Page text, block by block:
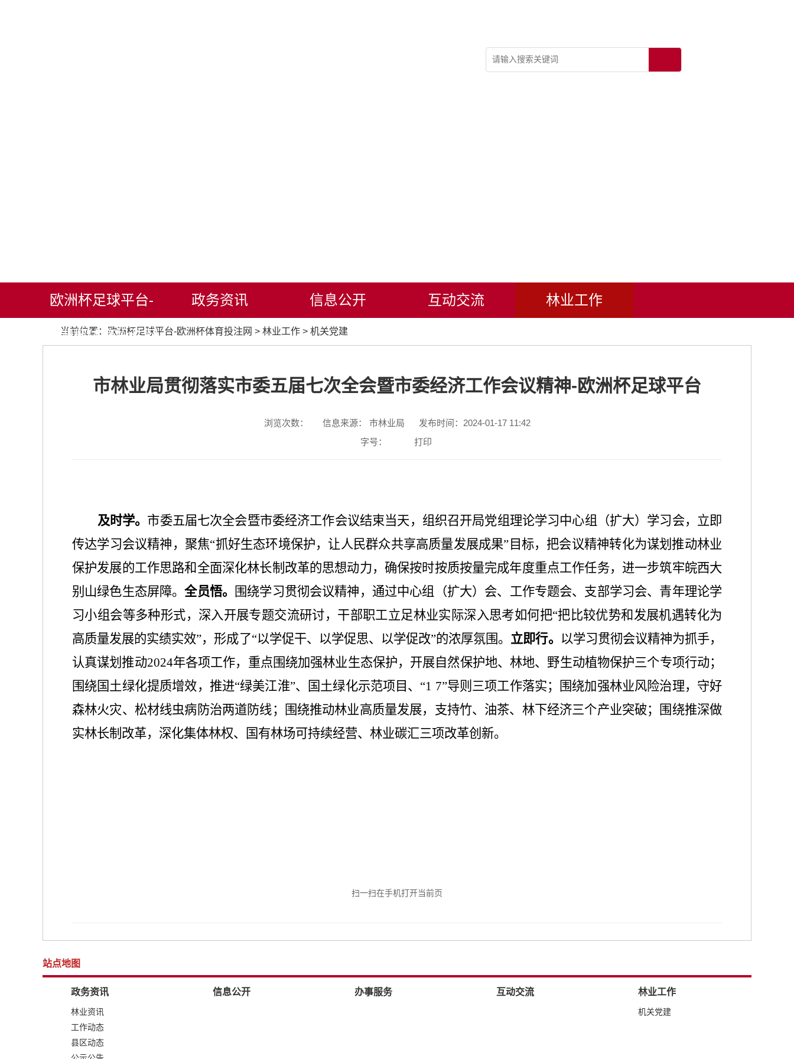
欧洲杯足球平台-
欧洲杯体育投注网
政务资讯 信息公开 互动交流 林业工作
当前位置： 欧洲杯足球平台-欧洲杯体育投注网 > 林业工作 > 机关党建
市林业局贯彻落实市委五届七次全会暨市委经济工作会议精神-欧洲杯足球平台
浏览次数： 信息来源： 市林业局
发布时间：2024-01-17 11:42
字号：
打印
及时学。 市委五届七次全会暨市委经济工作会议结束当天，组织召开局党组理论学习中心组（扩大）学习会，立即
传达学习会议精神，聚焦“抓好生态环境保护，让人民群众共享高质量发展成果”目标，把会议精神转化为谋划推动林业
保护发展的工作思路和全面深化林长制改革的思想动力，确保按时按质按量完成年度重点工作任务，进一步筑牢皖西大
别山绿色生态屏障。全员悟。
围绕学习贯彻会议精神，通过中心组（扩大）会、工作专题会、支部学习会、青年理论学
习小组会等多种形式，深入开展专题交流研讨，干部职工立足林业实际深入思考如何把“把比较优势和发展机遇转化为
高质量发展的实绩实效”，形成了“以学促干、以学促思、以学促改”的浓厚氛围。 立即行。 以学习贯彻会议精神为抓手，
认真谋划推动2024年各项工作，重点围绕加强林业生态保护，开展自然保护地、林地、野生动植物保护三个专项行动；
围绕国土绿化提质增效，推进“绿美江淮”、国土绿化示范项目、“1 7”导则三项工作落实；围绕加强林业风险治理，守好
森林火灾、松材线虫病防治两道防线；围绕推动林业高质量发展，支持竹、油茶、林下经济三个产业突破；围绕推深做
实林长制改革，深化集体林权、国有林场可持续经营、林业碳汇三项改革创新。
扫一扫在手机打开当前页
站点地图
政务资讯
林业资讯
工作动态
县区动态
信息公开 办事服务 互动交流 林业工作
机关党建